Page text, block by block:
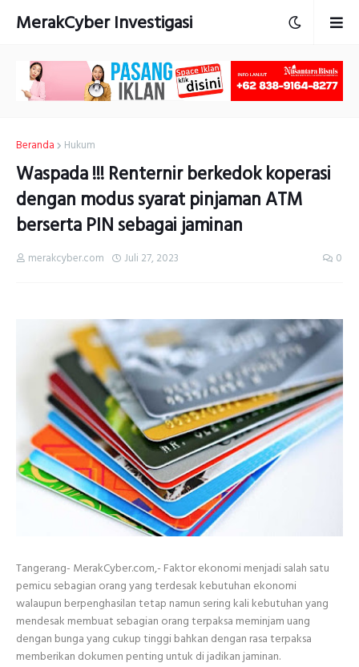
MerakCyber Investigasi
Beranda Hukum
Waspada !!! Renternir berkedok koperasi
dengan modus syarat pinjaman ATM
berserta PIN sebagai jaminan
merakcyber.com Juli 27, 2023 0
Tangerang- MerakCyber.com,- Faktor ekonomi menjadi salah satu
pemicu sebagian orang yang terdesak kebutuhan ekonomi
walaupun berpenghasilan tetap namun sering kali kebutuhan yang
mendesak membuat sebagian orang terpaksa meminjam uang
dengan bunga yang cukup tinggi bahkan dengan rasa terpaksa
memberikan dokumen penting untuk di jadikan jaminan.